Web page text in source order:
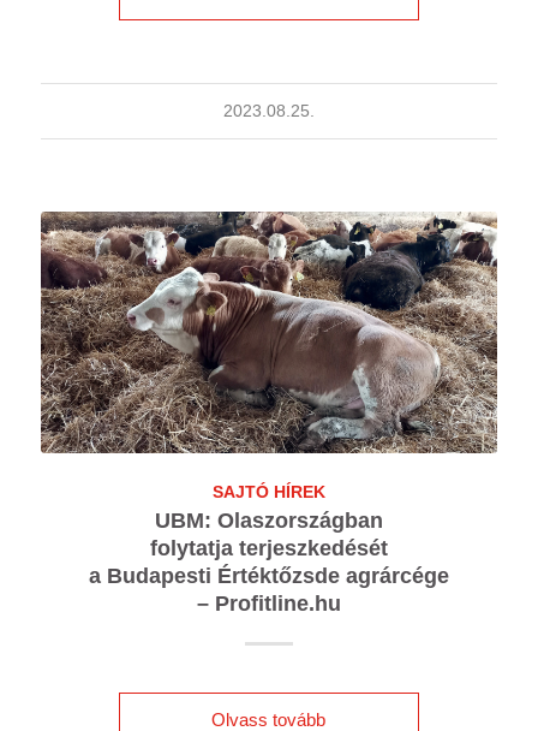
2023.08.25.
SAJTÓ HÍREK
UBM: Olaszországban
folytatja terjeszkedését
a Budapesti Értéktőzsde agrárcége
– Profitline.hu
Olvass tovább